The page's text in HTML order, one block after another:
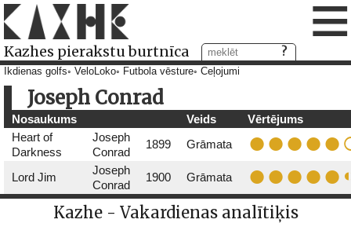
Kazhes pierakstu burtnīca ≡
Ikdienas golfs VeloLoko Futbola vēsture Ceļojumi
Joseph Conrad
Nosaukums Veids
Vērtējums
Heart of
Darkness
Joseph
Conrad
1899 Grāmata
Lord Jim
Joseph
Conrad
1900 Grāmata
Kazhe - Vakardienas analītiķis